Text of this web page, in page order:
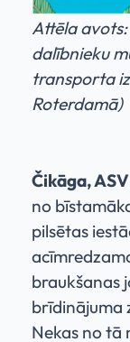
Attēla
dalībnieku
transporta
Roterdamā)
Čikāga,
no
pilsētas
braukšanas
brīdinājuma
Nekas no